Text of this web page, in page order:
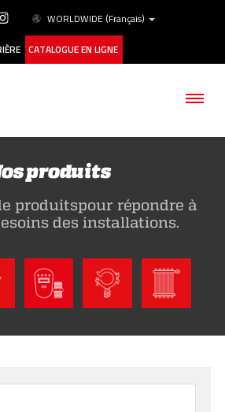
WORLDWIDE (Français)
CATALOGUE EN LIGNE
produits
produitspour répondre à
des installations.